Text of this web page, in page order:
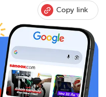
Copy link